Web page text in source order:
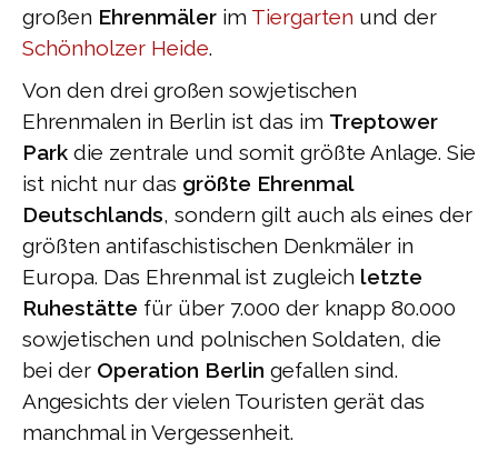
großen Ehrenmäler im Tiergarten und der
Schönholzer Heide.
Von den drei großen sowjetischen
Ehrenmalen in Berlin ist das im Treptower
Park die zentrale und somit größte Anlage. Sie
ist nicht nur das größte Ehrenmal
Deutschlands, sondern gilt auch als eines der
größten antifaschistischen Denkmäler in
Europa. Das Ehrenmal ist zugleich letzte
Ruhestätte für über 7.000 der knapp 80.000
sowjetischen und polnischen Soldaten, die
bei der Operation Berlin gefallen sind.
Angesichts der vielen Touristen gerät das
manchmal in Vergessenheit.